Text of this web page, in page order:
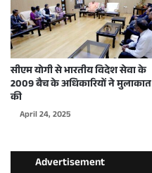
सीएम योगी से भारतीय विदेश सेवा के
2009 बैच के अधिकारियों ने मुलाकात
की
April 24, 2025
Advertisement